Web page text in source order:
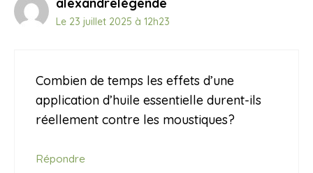
Le 23 juillet 2025 à 12h23
Combien de temps les effets d’une
application d’huile essentielle durent-ils
réellement contre les moustiques?
Répondre